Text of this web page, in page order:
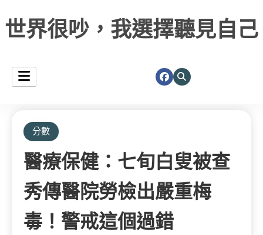
世界很吵，我選擇聽見自己
分數
醫療保健：七旬白叟被查
秀傳醫院勞檢出嚴重梅
毒！警戒這個過錯